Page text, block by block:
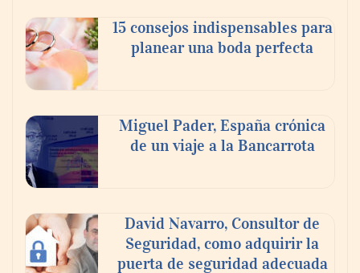
mundo elige para reunirse: 7 de cada 10 la
escogen
compromiso para el eclipse solar del 12 de
agosto
15 consejos indispensables para
planear una boda perfecta
Miguel Pader, España crónica
de un viaje a la Bancarrota
David Navarro, Consultor de
Seguridad, como adquirir la
puerta de seguridad adecuada